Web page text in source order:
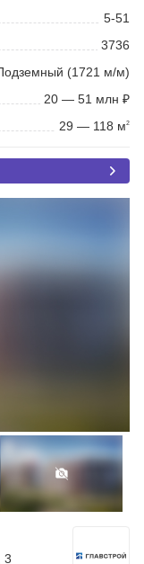
5-51
3736
(1721 м/м)
20 — 51 млн ₽
29 — 118 м2
, 3